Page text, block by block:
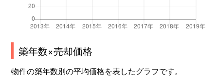
築年数×売却価格
物件の築年数別の平均価格を表したグラフです。